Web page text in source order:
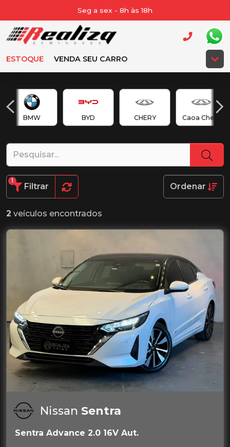
Seg a sex - 8h às 18h
ESTOQUE VENDA SEU CARRO
BMW BYD CHERY Caoa Chery
Filtrar
1
Ordenar
2 veículos encontrados
Nissan Sentra
Sentra Advance 2.0 16V Aut.